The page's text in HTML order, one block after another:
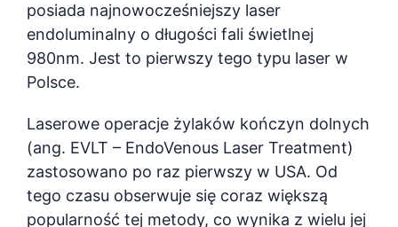
posiada najnowocześniejszy laser
endoluminalny o długości fali świetlnej
980nm. Jest to pierwszy tego typu laser w
Polsce.
Laserowe operacje żylaków kończyn dolnych
(ang. EVLT – EndoVenous Laser Treatment)
zastosowano po raz pierwszy w USA. Od
tego czasu obserwuje się coraz większą
popularność tej metody, co wynika z wielu jej